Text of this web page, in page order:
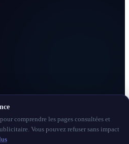
artificielle.fr — Tous droits
comprendre les pages consultées et
Vous pouvez refuser sans impact